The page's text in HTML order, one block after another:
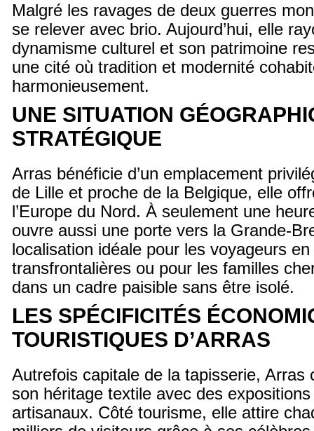
Malgré les ravages de deux guerres
se relever avec brio. Aujourd’hui, elle
dynamisme culturel et son patrimoine
une cité où tradition et modernité
harmonieusement.
UNE SITUATION
STRATÉGIQUE
Arras bénéficie d’un emplacement
de Lille et proche de la Belgique, elle
l’Europe du Nord. À seulement une
ouvre aussi une porte vers la Grande-
localisation idéale pour les voyageurs en
transfrontalières ou pour les familles
dans un cadre paisible sans être isolé.
LES SPÉCIFICITÉS
TOURISTIQUES D’ARRAS
Autrefois capitale de la tapisserie, Arras
son héritage textile avec des
artisanaux. Côté tourisme, elle attire